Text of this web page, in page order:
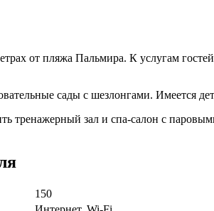
от пляжа Пальмира. К услугам
сады с шезлонгами. Имеется
тренажерный зал и спа-салон с
150